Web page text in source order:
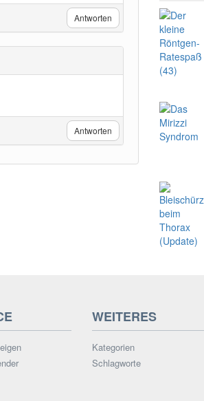
Antworten
Antworten
WEITERES
Kategorien
Schlagworte